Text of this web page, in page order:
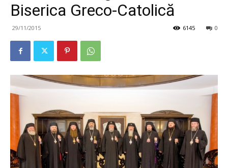
Biserica Greco-Catolică
29/11/2015 0
6145